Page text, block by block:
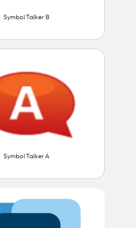
Symbol Talker B
Symbol Talker A